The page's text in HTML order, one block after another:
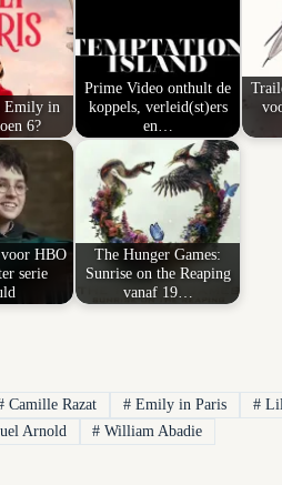
Emily in
6?
Prime Video onthult de
koppels, verleid(st)ers
en…
HBO
serie
The Hunger Games:
Sunrise on the Reaping
vanaf 19…
Camille Razat # Emily in Paris #
Arnold # William Abadie